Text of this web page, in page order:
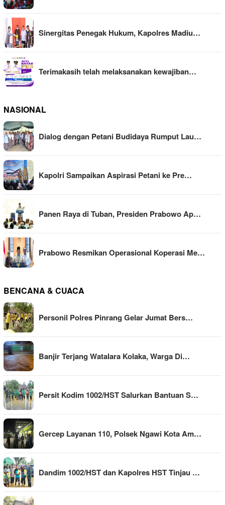
Sinergitas Penegak Hukum, Kapolres Madiu…
Terimakasih telah melaksanakan kewajiban…
NASIONAL
Dialog dengan Petani Budidaya Rumput Lau…
Kapolri Sampaikan Aspirasi Petani ke Pre…
Panen Raya di Tuban, Presiden Prabowo Ap…
Prabowo Resmikan Operasional Koperasi Me…
BENCANA & CUACA
Personil Polres Pinrang Gelar Jumat Bers…
Banjir Terjang Watalara Kolaka, Warga Di…
Persit Kodim 1002/HST Salurkan Bantuan S…
Gercep Layanan 110, Polsek Ngawi Kota Am…
Dandim 1002/HST dan Kapolres HST Tinjau …